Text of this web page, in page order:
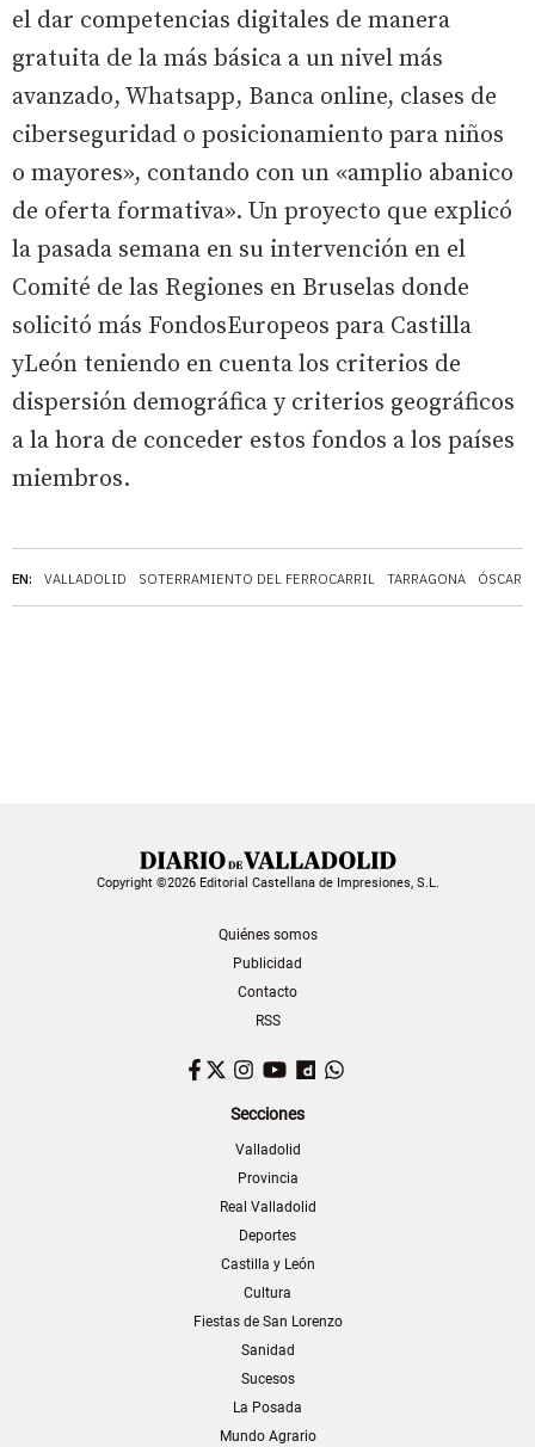
EN: VALLADOLID SOTERRAMIENTO DEL FERROCARRIL TARRAGONA ÓSCAR
el dar competencias digitales de manera
gratuita de la más básica a un nivel más
avanzado, Whatsapp, Banca online, clases de
ciberseguridad o posicionamiento para niños
o mayores», contando con un «amplio abanico
de oferta formativa». Un proyecto que explicó
la pasada semana en su intervención en el
Comité de las Regiones en Bruselas donde
solicitó más FondosEuropeos para Castilla
yLeón teniendo en cuenta los criterios de
dispersión demográfica y criterios geográficos
a la hora de conceder estos fondos a los países
miembros.
Copyright ©2026 Editorial Castellana de Impresiones, S.L.
Quiénes somos
Publicidad
Contacto
RSS
Facebook
TwitterInstagram
YouTubeDailymotion
Secciones
Valladolid
Provincia
Real Valladolid
Deportes
Castilla y León
Cultura
Fiestas de San Lorenzo
Sanidad
Sucesos
La Posada
Mundo Agrario